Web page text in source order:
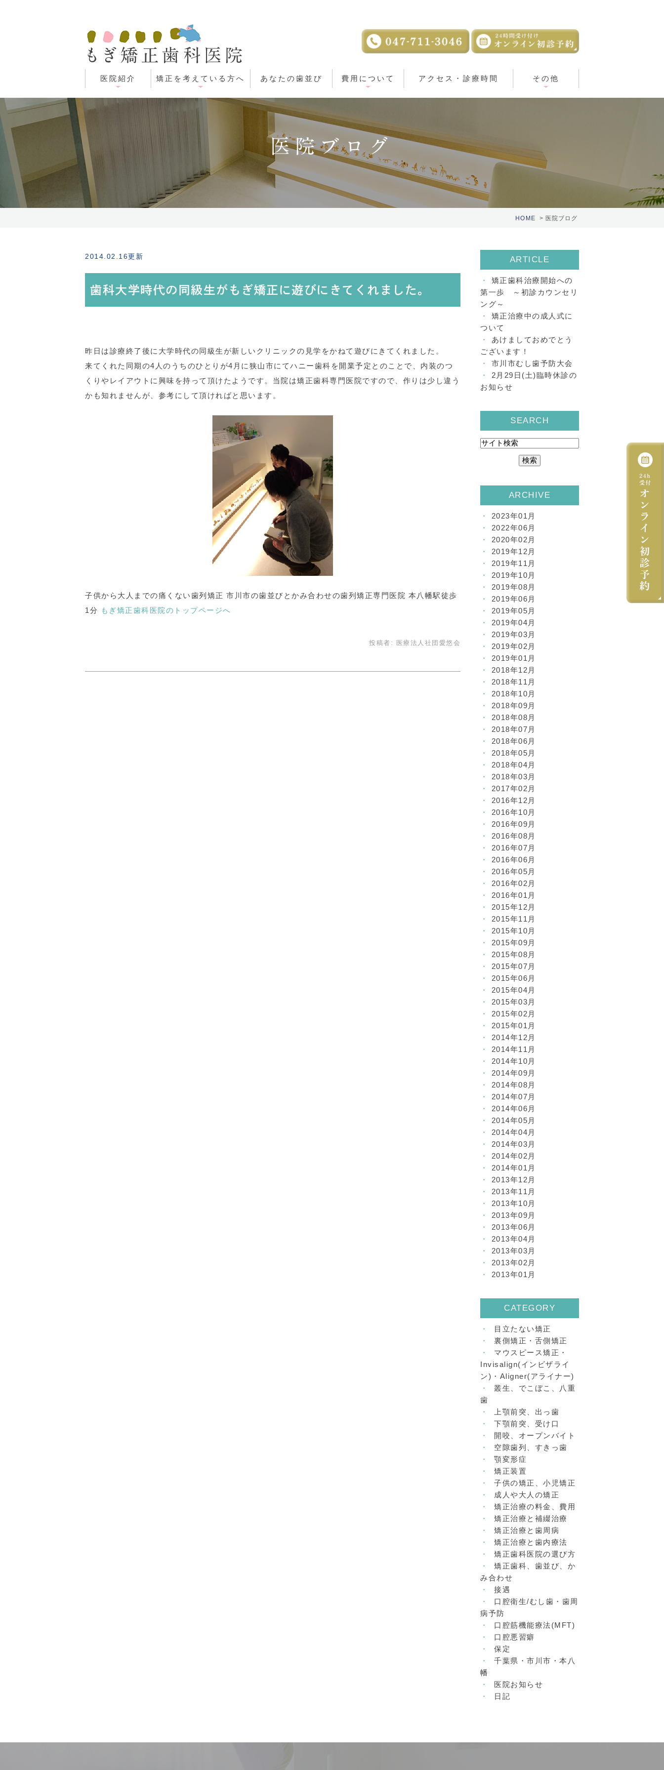
医院紹介 矯正を考えている方へ あなたの歯並び 費用について アクセス・診療時間 その他
医院ブログ
HOME 医院ブログ
2014.02.16更新
歯科大学時代の同級生がもぎ矯正に遊びにきてくれました。
昨日は診療終了後に大学時代の同級生が新しいクリニックの見学をかねて遊びにきてくれました。
来てくれた同期の4人のうちのひとりが4月に狭山市にてハニー歯科を開業予定とのことで、内装のつ
くりやレイアウトに興味を持って頂けたようです。当院は矯正歯科専門医院ですので、作りは少し違う
かも知れませんが、参考にして頂ければと思います。
子供から大人までの痛くない歯列矯正 市川市の歯並びとかみ合わせの歯列矯正専門医院 本八幡駅徒歩
1分
もぎ矯正歯科医院のトップページへ
投稿者: 医療法人社団愛悠会
ARTICLE
矯正歯科治療開始への
第一歩 ～初診カウンセリ
ング～
矯正治療中の成人式に
ついて
あけましておめでとう
ございます！
市川市むし歯予防大会
2月29日(土)臨時休診の
お知らせ
SEARCH
ARCHIVE
2023年01月
2022年06月
2020年02月
2019年12月
2019年11月
2019年10月
2019年08月
2019年06月
2019年05月
2019年04月
2019年03月
2019年02月
2019年01月
2018年12月
2018年11月
2018年10月
2018年09月
2018年08月
2018年07月
2018年06月
2018年05月
2018年04月
2018年03月
2017年02月
2016年12月
2016年10月
2016年09月
2016年08月
2016年07月
2016年06月
2016年05月
2016年02月
2016年01月
2015年12月
2015年11月
2015年10月
2015年09月
2015年08月
2015年07月
2015年06月
2015年04月
2015年03月
2015年02月
2015年01月
2014年12月
2014年11月
2014年10月
2014年09月
2014年08月
2014年07月
2014年06月
2014年05月
2014年04月
2014年03月
2014年02月
2014年01月
2013年12月
2013年11月
2013年10月
2013年09月
2013年06月
2013年04月
2013年03月
2013年02月
2013年01月
CATEGORY
目立たない矯正
裏側矯正・舌側矯正
マウスピース矯正・
Invisalign(インビザライ
ン)・Aligner(アライナー)
叢生、でこぼこ、八重
歯
上顎前突、出っ歯
下顎前突、受け口
開咬、オープンバイト
空隙歯列、すきっ歯
顎変形症
矯正装置
子供の矯正、小児矯正
成人や大人の矯正
矯正治療の料金、費用
矯正治療と補綴治療
矯正治療と歯周病
矯正治療と歯内療法
矯正歯科医院の選び方
矯正歯科、歯並び、か
み合わせ
接遇
口腔衛生/むし歯・歯周
病予防
口腔筋機能療法(MFT)
口腔悪習癖
保定
千葉県・市川市・本八
幡
医院お知らせ
日記